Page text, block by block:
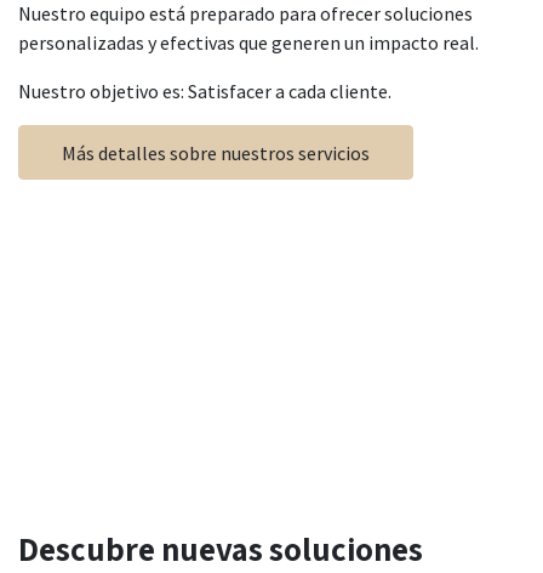
Nuestro equipo está preparado para ofrecer soluciones
personalizadas y efectivas que generen un impacto real.
Nuestro objetivo es: Satisfacer a cada cliente.
Más detalles sobre nuestros servicios
Descubre nuevassoluciones